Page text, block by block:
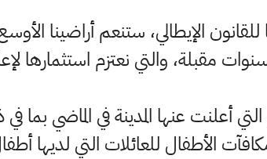
الإيطالي، ستنعم أراضينا
مقبلة، والتي نعتزم استثمارها
عنها المدينة في الماضي بما في
مكافآت الأطفال للعائلات التي لديها